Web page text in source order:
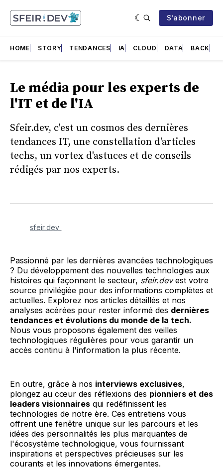
S’abonner
HOME STORY TENDANCES IA CLOUD DATA BACK
Le média pour les experts de
l'IT et de l'IA
Sfeir.dev, c'est un cosmos des dernières
tendances IT, une constellation d'articles
techs, un vortex d'astuces et de conseils
rédigés par nos experts.
sfeir.dev
Passionné par les dernières avancées technologiques
? Du développement des nouvelles technologies aux
histoires qui façonnent le secteur, sfeir.devest votre
source privilégiée pour des informations complètes et
actuelles. Explorez nos articles détaillés et nos
analyses acérées pour rester informé des dernières
tendances et évolutions du monde de la tech.
Nous vous proposons également des veilles
technologiques régulières pour vous garantir un
accès continu à l'information la plus récente.
En outre, grâce à nos interviews exclusives,
plongez au cœur des réflexions des pionniers et des
leaders visionnaires qui redéfinissent les
technologies de notre ère. Ces entretiens vous
offrent une fenêtre unique sur les parcours et les
idées des personnalités les plus marquantes de
l'écosystème technologique, vous fournissant
inspirations et perspectives précieuses sur les
courants et les innovations émergentes.